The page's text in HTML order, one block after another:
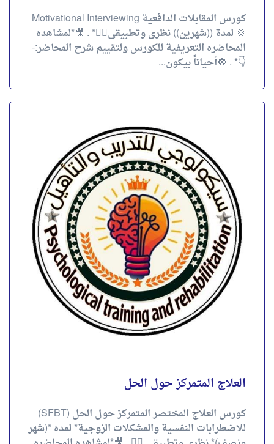
كورس المقابلات الدافعية Motivational Interviewing
💢 لمدة ((شهرين)) نظرى وتطبيقى👌🏻* . 🎥*لمشاهده
المحاضره التعريفية للكورس ولتقييم شرح المحاضر:-
👇* . 🔘أحياناً بيكون...
العلاج المتمركز حول الحل
كورس العلاج المختصر المتمركز حول الحل (SFBT)
للاضطرابات النفسية والمشكلات الزوجية* لمده *(شهر
العلاج المتمركز حول الحل
للاضطرابات النفسية والمشكلات الزوجية* لمده *(شهر
ونصف)* نظري وتطبيقي.✌🏻 . 🎥*لمشاهده المحاضره
التعريفية للكورس ولتقييم...
تقييم4.00
out of 5
احجز الآن